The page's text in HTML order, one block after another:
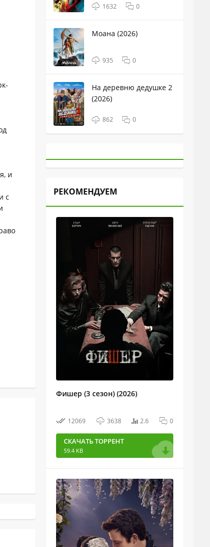
и
с
1632 0
Моана (2026)
935 0
На деревню дедушке 2
(2026)
862 0
РЕКОМЕНДУЕМ
Фишер (3 сезон) (2026)
12069 3638 2.6 0
СКАЧАТЬ ТОРРЕНТ
59.4 KB